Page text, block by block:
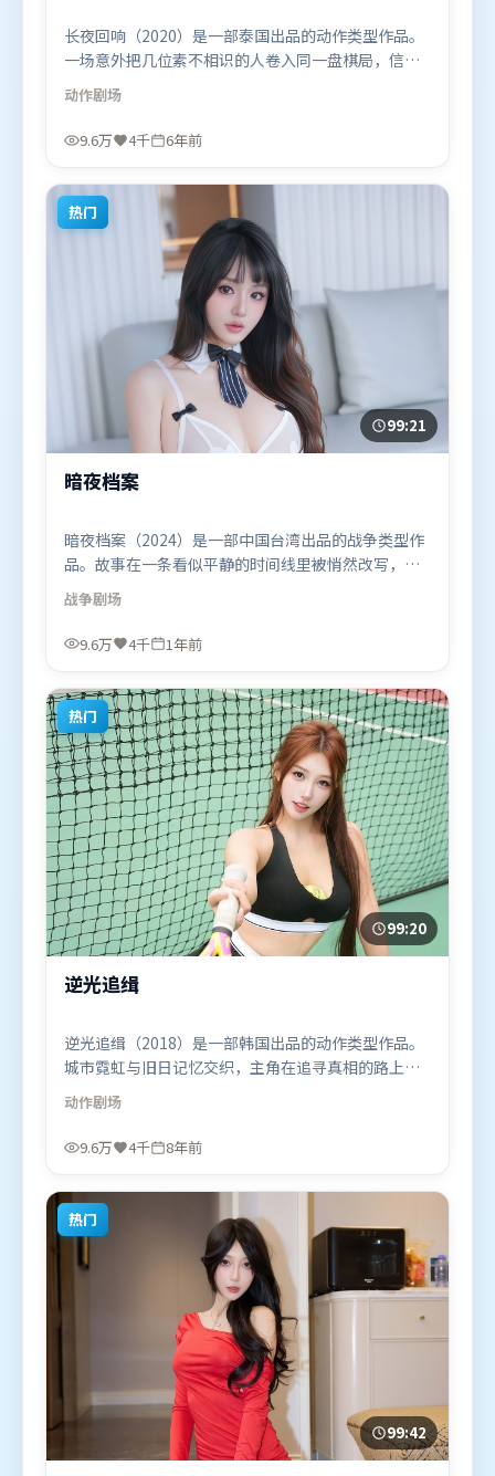
长夜回响（2020）是一部泰国出品的动作类型作品。
一场意外把几位素不相识的人卷入同一盘棋局，信任
与背叛交替上演。摄影与美术共同营造出强烈地域气
质，增强沉浸感。由王家卫执导，杨紫、张译、朱一
龙，宋康昊、杨幂、黄渤等联袂出演。影片于2020年
题材的观众观看。
动作剧场
9.6万 4千 6年前
热门
99:21
暗夜档案
暗夜档案（2024）是一部中国台湾出品的战争类型作
品。故事在一条看似平静的时间线里被悄然改写，人
物被迫直面过去与现在的撕裂。群像刻画各有弧光，
配角亦承担叙事推进功能。由宁浩执导，弗洛伦丝·
皮尤、梁朝伟、提莫西·查拉米，汤唯、白宇、黄渤
部分地区首映上线，适合喜欢战争题材的观众观看。
战争剧场
9.6万 4千 1年前
热门
99:20
逆光追缉
逆光追缉（2018）是一部韩国出品的动作类型作品。
城市霓虹与旧日记忆交织，主角在追寻真相的路上不
断付出代价。叙事线索多线并进，最终在关键节点收
束。由史蒂文·斯皮尔伯格执导，杨幂、段奕宏、马
东锡，杨紫等联袂出演。影片于2018年5月4日（韩
观看。
动作剧场
9.6万 4千 8年前
热门
99:42